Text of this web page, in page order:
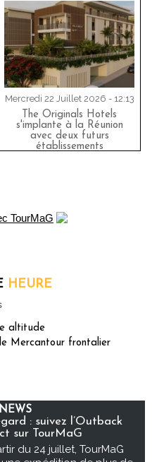
Mercredi 22 Juillet 2026 - 12:13
The Originals Hotels
s'implante à la Réunion
avec deux futurs
établissements
HEURE
altitude
Mercantour frontalier
: suivez l’Outback
sur TourMaG
du 24 juillet, TourMaG